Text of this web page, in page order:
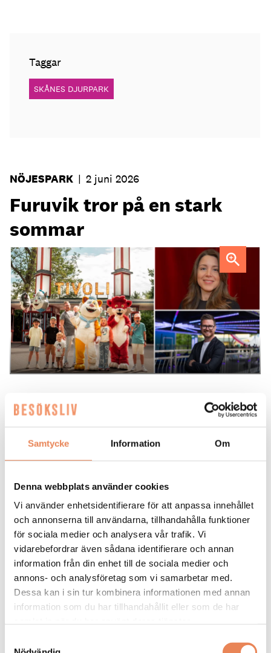
Samtycke Information Om
Denna webbplats använder cookies
Vi använder enhetsidentifierare för att anpassa innehållet
och annonserna till användarna, tillhandahålla funktioner
för sociala medier och analysera vår trafik. Vi
vidarebefordrar även sådana identifierare och annan
information från din enhet till de sociala medier och
annons- och analysföretag som vi samarbetar med.
Dessa kan i sin tur kombinera informationen med annan
information som du har tillhandahållit eller som de har
Taggar
SKÅNES DJURPARK
NÖJESPARK | 2 juni 2026
Furuvik tror på en stark
sommar
Linda Larsson (överst) och Thomas Burenius
NYHETER. Med en stabil målsättning
på 360 000 besökare gör Furuvik sig
redo för högsäsongen. Tack vare en
ihållande trend av ”hemester” och ett
sommaren.
Furuvik, som ligger cirka en mil från Gävle, lockar i
vanliga fall mellan 340 000 och 350 000 gäster
årligen. Inför sommaren är målet tydligt.
– Vår målsättning är 360 000 besökare. Vi tror att
gästerna väljer att stanna i Sverige i stället för att
resa utomlands just nu. Men det handlar inte bara
om siffror; det viktigaste är att de som kommer hit
säger Thomas Burenius, COO Upplevelse på